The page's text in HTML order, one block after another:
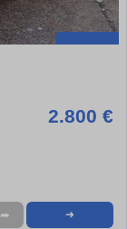
2.800 €
➦ ➜